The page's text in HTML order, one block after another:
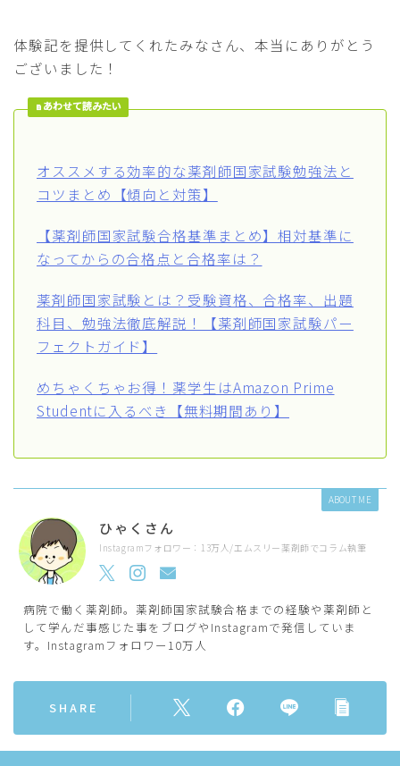
体験記を提供してくれたみなさん、本当にありがとう
ございました！
あわせて読みたい
オススメする効率的な薬剤師国家試験勉強法と
コツまとめ【傾向と対策】
【薬剤師国家試験合格基準まとめ】相対基準に
なってからの合格点と合格率は？
薬剤師国家試験とは？受験資格、合格率、出題
科目、勉強法徹底解説！【薬剤師国家試験パー
フェクトガイド】
めちゃくちゃお得！薬学生はAmazon Prime
Studentに入るべき【無料期間あり】
ABOUT ME
ひゃくさん
Instagramフォロワー：13万人/エムスリー薬剤師でコラム執筆
病院で働く薬剤師。薬剤師国家試験合格までの経験や薬剤師と
して学んだ事感じた事をブログやInstagramで発信していま
す。Instagramフォロワー10万人
SHARE